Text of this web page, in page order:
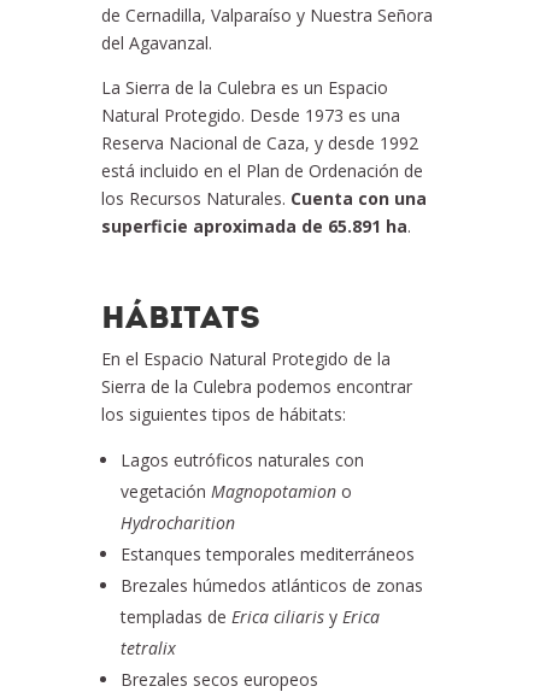
de Cernadilla, Valparaíso y Nuestra Señora
del Agavanzal.
La Sierra de la Culebra es un Espacio
Natural Protegido. Desde 1973 es una
Reserva Nacional de Caza, y desde 1992
está incluido en el Plan de Ordenación de
los Recursos Naturales. Cuenta con una
superficie aproximada de 65.891 ha.
HÁBITATS
En el Espacio Natural Protegido de la
Sierra de la Culebra podemos encontrar
los siguientes tipos de hábitats:
Lagos eutróficos naturales con
vegetación Magnopotamion o
Hydrocharition
Estanques temporales mediterráneos
Brezales húmedos atlánticos de zonas
templadas de Erica ciliaris y Erica
tetralix
Brezales secos europeos